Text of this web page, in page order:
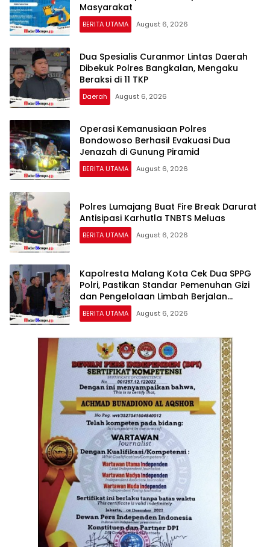
Masyarakat
BERITA UTAMA August 6, 2026
Dua Spesialis Curanmor Lintas Daerah
Dibekuk Polres Bangkalan, Mengaku
Beraksi di 11 TKP
Daerah August 6, 2026
Operasi Kemanusiaan Polres
Bondowoso Berhasil Evakuasi Dua
Jenazah di Gunung Piramid
BERITA UTAMA August 6, 2026
Polres Lumajang Buat Fire Break Darurat
Antisipasi Karhutla TNBTS Meluas
BERITA UTAMA August 6, 2026
Kapolresta Malang Kota Cek Dua SPPG
Polri, Pastikan Standar Pemenuhan Gizi
dan Pengelolaan Limbah Berjalan
Optimal
BERITA UTAMA August 6, 2026